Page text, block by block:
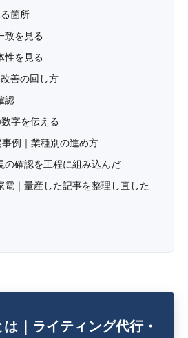
箇所
致を見る
性を見る
善の回し方
認
字を伝える
例｜業種別の進め方
の確認を工程に組み込んだ
電｜量産した記事を整理し直した
｜ライティング代行・